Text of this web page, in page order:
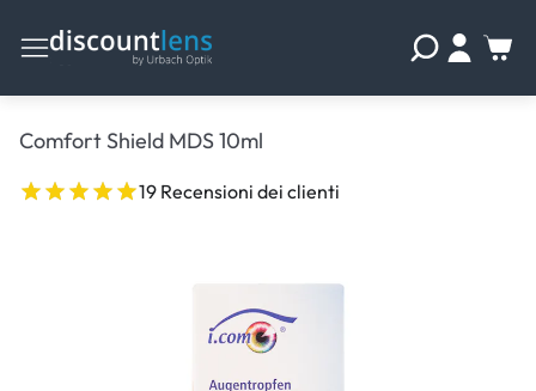
Comfort Shield MDS 10ml
19 Recensioni dei clienti